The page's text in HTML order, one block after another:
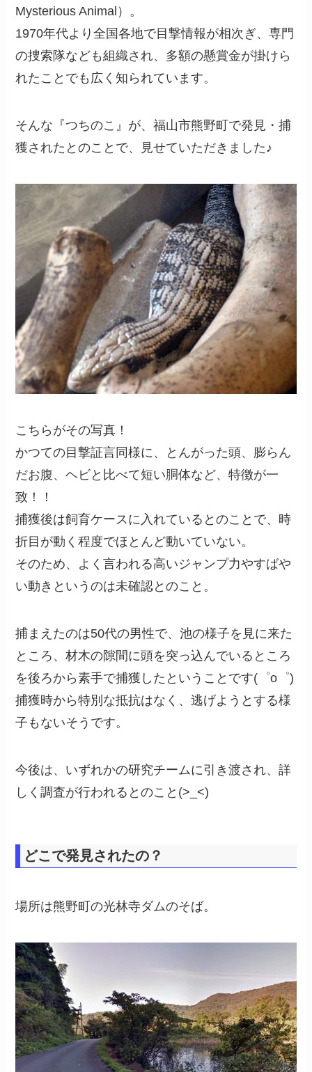
Mysterious Animal）。
1970年代より全国各地で目撃情報が相次ぎ、専門
の捜索隊なども組織され、多額の懸賞金が掛けら
れたことでも広く知られています。
そんな『つちのこ』が、福山市熊野町で発見・捕
獲されたとのことで、見せていただきました♪
こちらがその写真！
かつての目撃証言同様に、とんがった頭、膨らん
だお腹、ヘビと比べて短い胴体など、特徴が一
致！！
捕獲後は飼育ケースに入れているとのことで、時
折目が動く程度でほとんど動いていない。
そのため、よく言われる高いジャンプ力やすばや
い動きというのは未確認とのこと。
捕まえたのは50代の男性で、池の様子を見に来た
ところ、材木の隙間に頭を突っ込んでいるところ
を後ろから素手で捕獲したということです(゜o゜)
捕獲時から特別な抵抗はなく、逃げようとする様
子もないそうです。
今後は、いずれかの研究チームに引き渡され、詳
しく調査が行われるとのこと(>_<)
どこで発見されたの？
場所は熊野町の光林寺ダムのそば。